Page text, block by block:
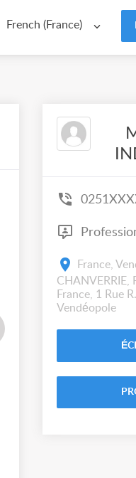
French (France)
France,
CHANVERRIE,
France, 1 Rue
Vendéopole